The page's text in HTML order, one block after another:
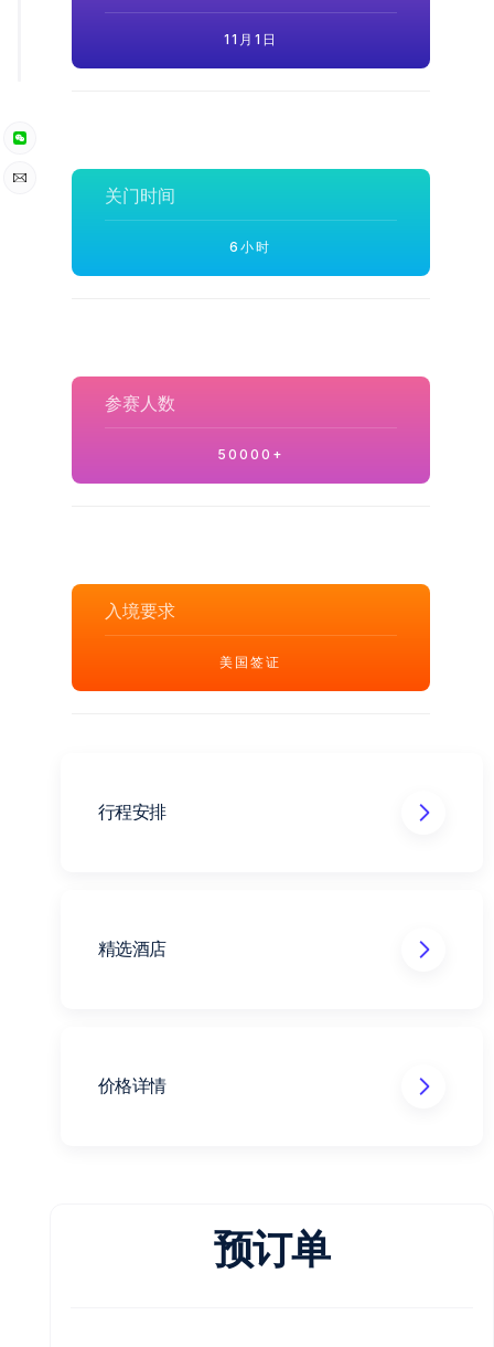
11月1日
关门时间
6小时
参赛人数
50000+
入境要求
美国签证
行程安排
精选酒店
价格详情
预订单